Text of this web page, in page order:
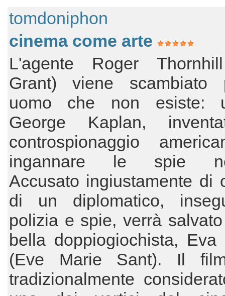
tomdoniphon
cinema come arte
L'agente Roger
Grant) viene scambiato
uomo che non esiste:
George Kaplan,
controspionaggio
ingannare le spie
Accusato ingiustamente di
di un diplomatico,
polizia e spie, verrà
bella doppiogiochista, Eva
(Eve Marie Sant). Il
tradizionalmente